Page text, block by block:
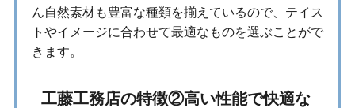
ん自然素材も豊富な種類を揃えているので、テイス
トやイメージに合わせて最適なものを選ぶことがで
きます。
工藤工務店の特徴②高い性能で快適な